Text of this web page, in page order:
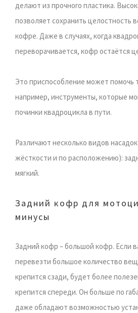
делают из прочного пластика.
позволяет сохранить целостность
кофре. Даже в случаях, когда
переворачивается, кофр остаётся
Это приспособление может помочь
например, инструменты, которые
починки квадроцикла в пути.
Различают несколько видов
жёсткости и по расположению):
мягкий.
Задний кофр для
минусы
Задний кофр – большой кофр. Если
перевезти большое количество
крепится сзади, будет более
крепится спереди. Он больше по
даже обладают возможностью